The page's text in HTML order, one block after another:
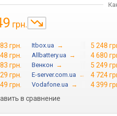
грн.
грн. Itbox.ua → 5 248
грн. Allbattery.ua → 4 680
грн. Венкон → 5 249
грн. E-server.com.ua → 4 724
грн. Vodafone.ua →
4 399
в сравнение